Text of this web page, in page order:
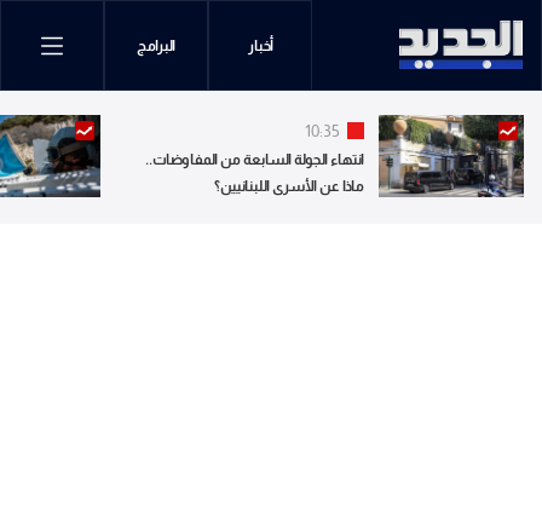
أخبار البرامج
10:35
انتهاء الجولة السابعة من المفاوضات..
ماذا عن الأسرى اللبنانيين؟